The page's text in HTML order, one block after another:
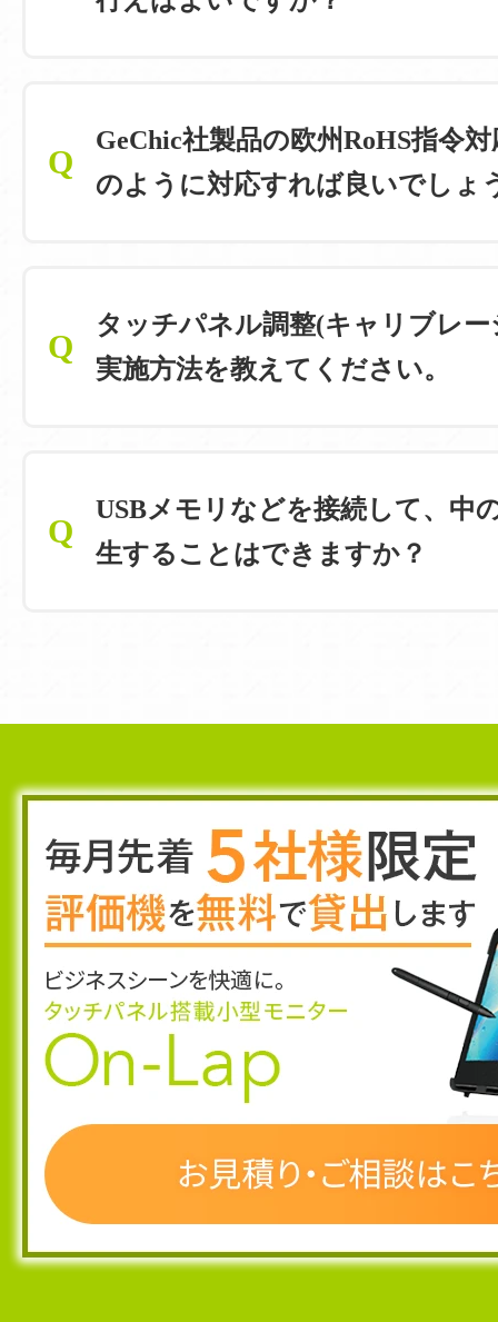
Q
GeChic社製品の欧州RoHS指令
のように対応すれば良いでしょ
Q
タッチパネル調整(キャリブレ
実施方法を教えてください。
Q
USBメモリなどを接続して、中
生することはできますか？